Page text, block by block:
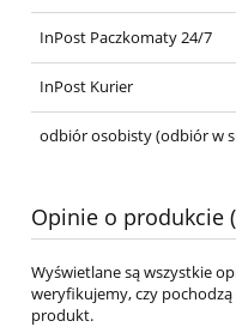
InPost Paczkomaty 24/7
InPost Kurier
odbiór osobisty(odbiór w
Opinie o produkcie
Wyświetlane są wszystkie
weryfikujemy, czy
produkt.